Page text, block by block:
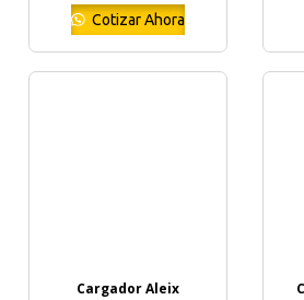
Cotizar Ahora
Cargador Aleix